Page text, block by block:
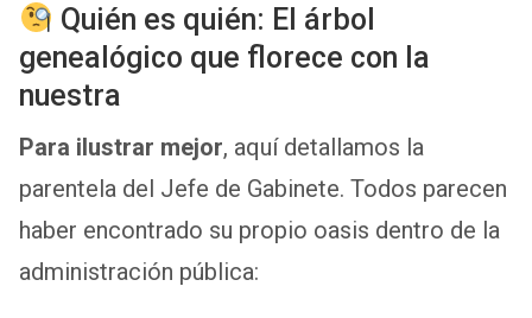
Quién es quién: El árbol
genealógico que florece con la
nuestra
Para ilustrar mejor, aquí detallamos la
parentela del Jefe de Gabinete. Todos parecen
haber encontrado su propio oasis dentro de la
administración pública: